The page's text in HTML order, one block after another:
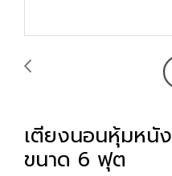
เตียงนอนหุ้มหนั
ขนาด 6 ฟุต